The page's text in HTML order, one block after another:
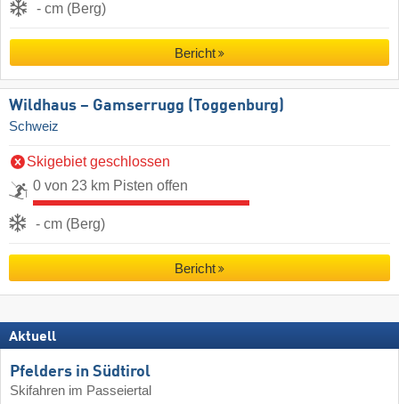
- cm (Berg)
Bericht
Wildhaus – Gamserrugg (Toggenburg)
Schweiz
Skigebiet geschlossen
0 von 23 km Pisten offen
- cm (Berg)
Bericht
Aktuell
Pfelders in Südtirol
Skifahren im Passeiertal